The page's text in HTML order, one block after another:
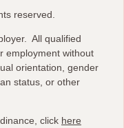
reserved.
All qualified
employment without
orientation, gender
status, or other
click here